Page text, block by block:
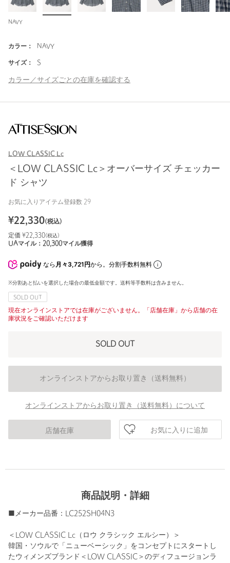
NAVY
カラー： NAVY
サイズ： S
カラー／サイズごとの在庫を確認する
LOW CLASSIC Lc
＜LOW CLASSIC Lc＞オーバーサイズ チェッカー
ド シャツ
お気に入りアイテム登録数 29
¥22,330(税込)
定価 ¥22,330(税込)
UAマイル： 20,300マイル獲得
なら 月々3,721円から。分割手数料無料
※分割あと払いを選択した場合の最低金額です。送料等手数料は含みません。
SOLD OUT
現在オンラインストアでは在庫がございません。「店舗在庫」から店舗の在
庫状況をご確認いただけます
SOLD OUT
オンラインストアからお取り置き（送料無料）
オンラインストアからお取り置き（送料無料）について
店舗在庫 お気に入りに追加
商品説明・詳細
■メーカー品番：LC252SH04N3
＜LOW CLASSIC Lc（ロウ クラシック エルシー）＞
韓国・ソウルで「ニューベーシック」をコンセプトにスタートし
たウィメンズブランド＜LOW CLASSIC＞のディフュージョンラ